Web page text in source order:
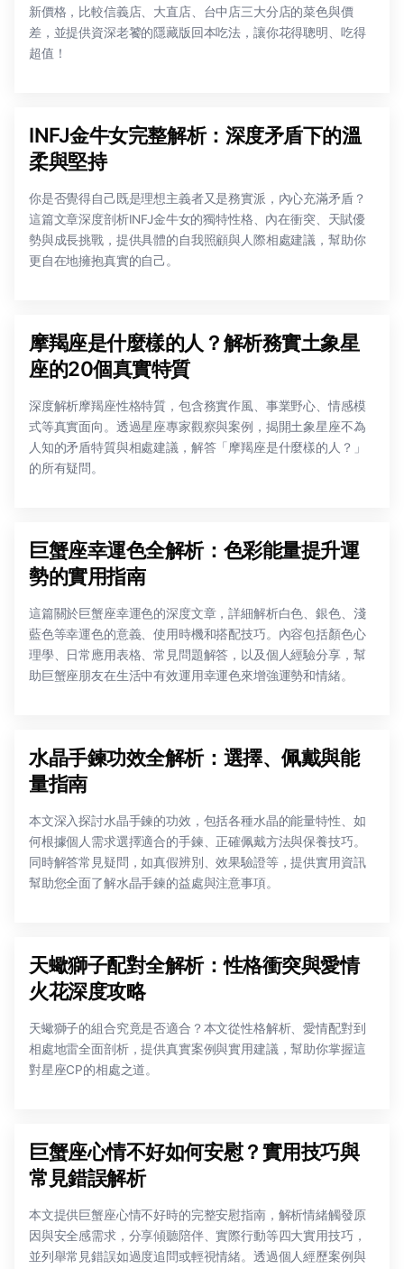
新價格，比較信義店、大直店、台中店三大分店的菜色與價
差，並提供資深老饕的隱藏版回本吃法，讓你花得聰明、吃得
超值！
INFJ金牛女完整解析：深度矛盾下的溫
柔與堅持
你是否覺得自己既是理想主義者又是務實派，內心充滿矛盾？
這篇文章深度剖析INFJ金牛女的獨特性格、內在衝突、天賦優
勢與成長挑戰，提供具體的自我照顧與人際相處建議，幫助你
更自在地擁抱真實的自己。
摩羯座是什麼樣的人？解析務實土象星
座的20個真實特質
深度解析摩羯座性格特質，包含務實作風、事業野心、情感模
式等真實面向。透過星座專家觀察與案例，揭開土象星座不為
人知的矛盾特質與相處建議，解答「摩羯座是什麼樣的人？」
的所有疑問。
巨蟹座幸運色全解析：色彩能量提升運
勢的實用指南
這篇關於巨蟹座幸運色的深度文章，詳細解析白色、銀色、淺
藍色等幸運色的意義、使用時機和搭配技巧。內容包括顏色心
理學、日常應用表格、常見問題解答，以及個人經驗分享，幫
助巨蟹座朋友在生活中有效運用幸運色來增強運勢和情緒。
水晶手鍊功效全解析：選擇、佩戴與能
量指南
本文深入探討水晶手鍊的功效，包括各種水晶的能量特性、如
何根據個人需求選擇適合的手鍊、正確佩戴方法與保養技巧。
同時解答常見疑問，如真假辨別、效果驗證等，提供實用資訊
幫助您全面了解水晶手鍊的益處與注意事項。
天蠍獅子配對全解析：性格衝突與愛情
火花深度攻略
天蠍獅子的組合究竟是否適合？本文從性格解析、愛情配對到
相處地雷全面剖析，提供真實案例與實用建議，幫助你掌握這
對星座CP的相處之道。
巨蟹座心情不好如何安慰？實用技巧與
常見錯誤解析
本文提供巨蟹座心情不好時的完整安慰指南，解析情緒觸發原
因與安全感需求，分享傾聽陪伴、實際行動等四大實用技巧，
並列舉常見錯誤如過度追問或輕視情緒。透過個人經歷案例與